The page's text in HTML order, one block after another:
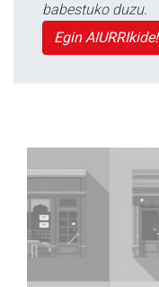
babestuko duzu.
Egin AIURRIkide!